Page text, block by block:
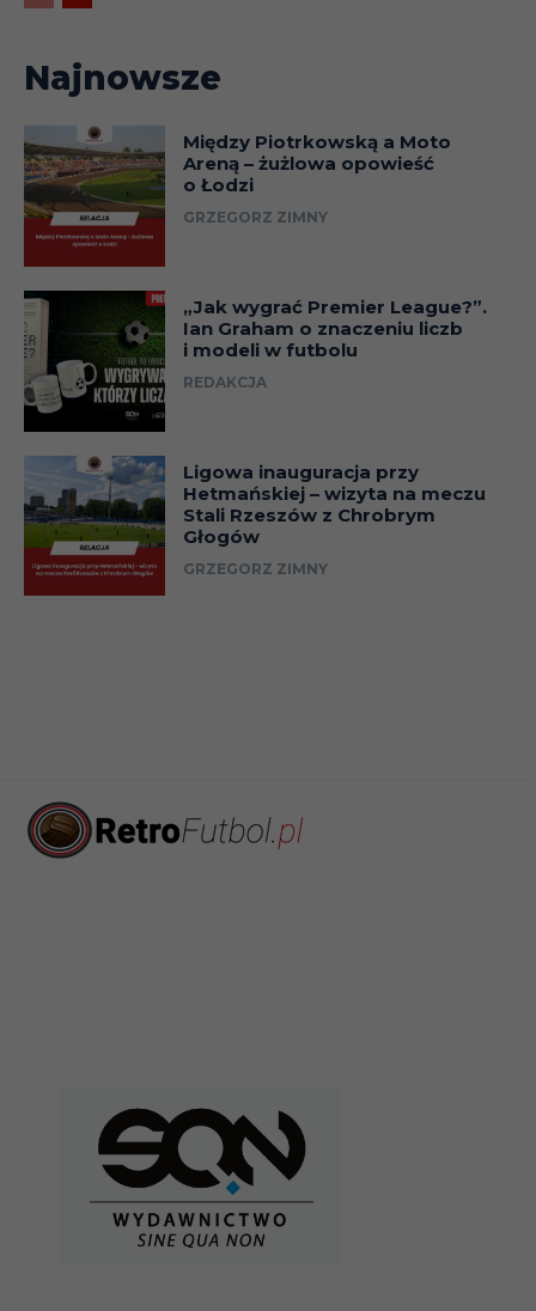
Najnowsze
Między Piotrkowską a Moto
Areną – żużlowa opowieść
o Łodzi
GRZEGORZ ZIMNY
„Jak wygrać Premier League?”.
Ian Graham o znaczeniu liczb
i modeli w futbolu
REDAKCJA
Ligowa inauguracja przy
Hetmańskiej – wizyta na meczu
Stali Rzeszów z Chrobrym
Głogów
GRZEGORZ ZIMNY